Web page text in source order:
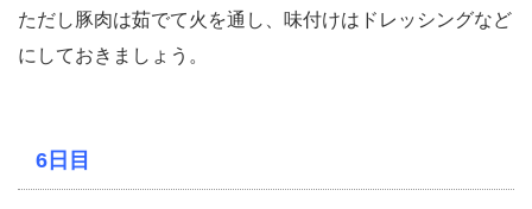
ただし豚肉は茹でて火を通し、味付けはドレッシングなど
にしておきましょう。
6日目